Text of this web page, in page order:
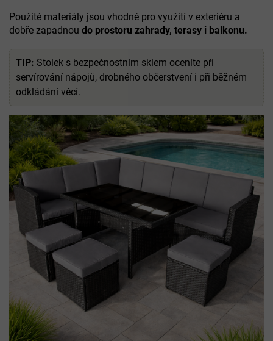
Použité materiály jsou vhodné pro využití v exteriéru a
dobře zapadnou do prostoru zahrady, terasy i balkonu.
TIP: Stolek s bezpečnostním sklem oceníte při
servírování nápojů, drobného občerstvení i při běžném
odkládání věcí.